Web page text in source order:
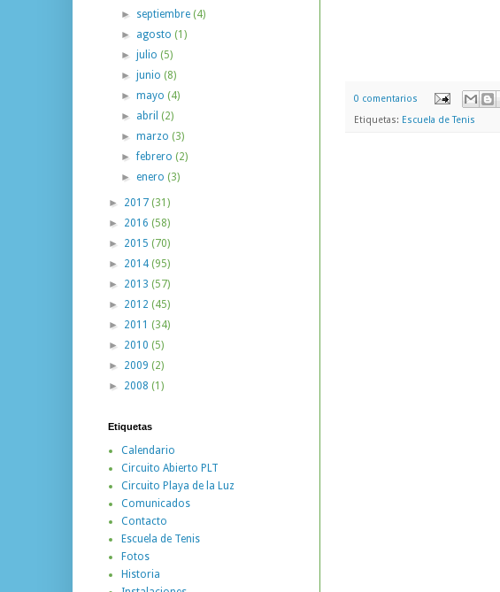
0 comentarios
Etiquetas: Escuela de Tenis
► septiembre (4)
► agosto (1)
►julio (5)
►junio (8)
►mayo (4)
► abril (2)
►marzo (3)
►febrero (2)
►enero (3)
► 2017 (31)
► 2016 (58)
► 2015 (70)
► 2014 (95)
► 2013 (57)
► 2012 (45)
► 2011 (34)
► 2010 (5)
► 2009 (2)
► 2008 (1)
Etiquetas
Calendario
Circuito Abierto PLT
Circuito Playa de la Luz
Comunicados
Contacto
Escuela de Tenis
Fotos
Historia